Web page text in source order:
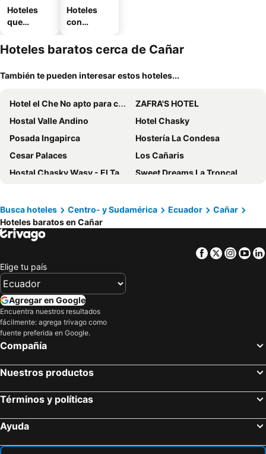
Hoteles
que
mascotas
Hoteles
con
miento
Hoteles baratos cerca de Cañar
También te pueden interesar estos hoteles...
Hotel el Che No apto para corruptos
ZAFRA'S HOTEL
Hostal Valle Andino
Hotel Chasky
Posada Ingapirca
Hostería La Condesa
Cesar Palaces
Los Cañaris
Hostal Chasky Wasy - El Tambo
Sweet Dreams La Troncal
Busca hoteles
Centro- y Sudamérica Ecuador
Cañar
Hoteles baratos en Cañar
Facebook
Twitter
Elige tu país
Agregar en Google
Encuentra nuestros resultados
fácilmente: agrega trivago como
fuente preferida en Google.
Compañía
Nuestros productos
Términos y políticas
Ayuda